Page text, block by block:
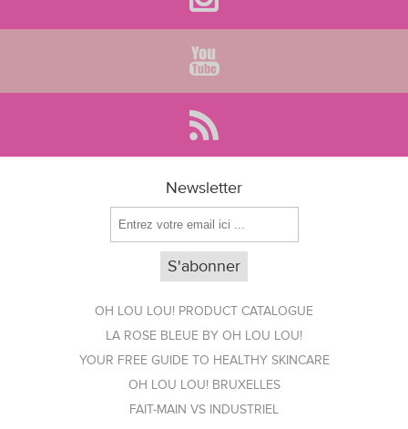
Newsletter
OH LOU LOU! PRODUCT CATALOGUE
LA ROSE BLEUE BY OH LOU LOU!
YOUR FREE GUIDE TO HEALTHY SKINCARE
OH LOU LOU! BRUXELLES
FAIT-MAIN VS INDUSTRIEL